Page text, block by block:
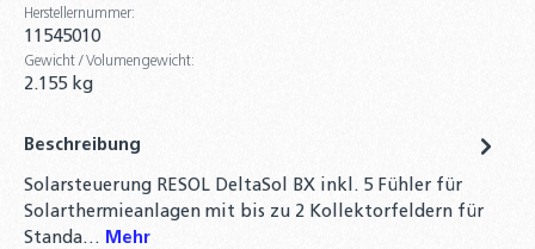
AG mit Motor Umschaltventil
Zweiwegeventil
62,90 €
Orkli Drei-Wege-Zonenventil IG oder AG
64,90 €
Herstellernummer:
11545010
Gewicht / Volumengewicht:
2.155 kg
Beschreibung
Solarsteuerung RESOL DeltaSol BX inkl. 5 Fühler für
Solarthermieanlagen mit bis zu 2 Kollektorfeldern für
Standa… Mehr